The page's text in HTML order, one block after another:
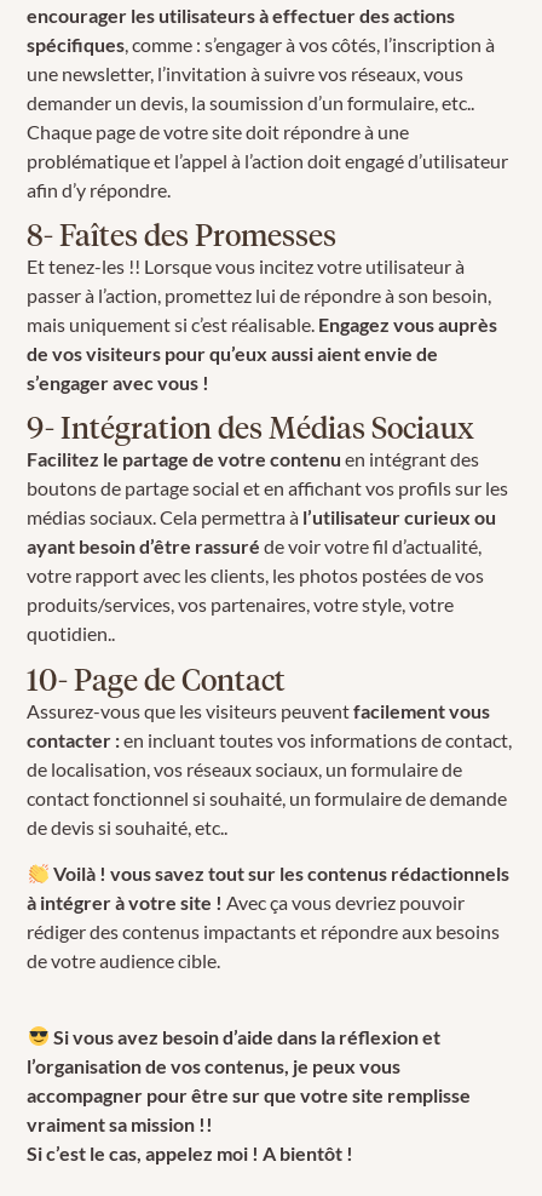
encourager les utilisateurs à effectuer des actions
spécifiques , comme : s’engager à vos côtés, l’inscription à
une newsletter, l’invitation à suivre vos réseaux, vous
demander un devis, la soumission d’un formulaire, etc..
Chaque page de votre site doit répondre à une
problématique et l’appel à l’action doit engagé d’utilisateur
afin d’y répondre.
8- Faîtes des Promesses
Et tenez-les !! Lorsque vous incitez votre utilisateur à
passer à l’action, promettez lui de répondre à son besoin,
mais uniquement si c’est réalisable. Engagez vous auprès
de vos visiteurs pour qu’eux aussi aient envie de
s’engager avec vous !
9- Intégration des Médias Sociaux
Facilitez le partage de votre contenu en intégrant des
boutons de partage social et en affichant vos profils sur les
médias sociaux. Cela permettra à l’utilisateur curieux ou
ayant besoin d’être rassuré de voir votre fil d’actualité,
votre rapport avec les clients, les photos postées de vos
produits/services, vos partenaires, votre style, votre
quotidien..
10- Page de Contact
Assurez-vous que les visiteurs peuventfacilement vous
contacter :en incluant toutes vos informations de contact,
de localisation, vos réseaux sociaux, un formulaire de
contact fonctionnel si souhaité, un formulaire de demande
de devis si souhaité, etc..
Voilà ! vous savez tout sur les contenus rédactionnels
à intégrer à votre site ! Avec ça vous devriez pouvoir
rédiger des contenus impactants et répondre aux besoins
de votre audience cible.
Si vous avez besoin d’aide dans la réflexion et
l’organisation de vos contenus, je peux vous
accompagner pour être sur que votre site remplisse
vraiment sa mission !!
Si c’est le cas, appelez moi ! A bientôt !